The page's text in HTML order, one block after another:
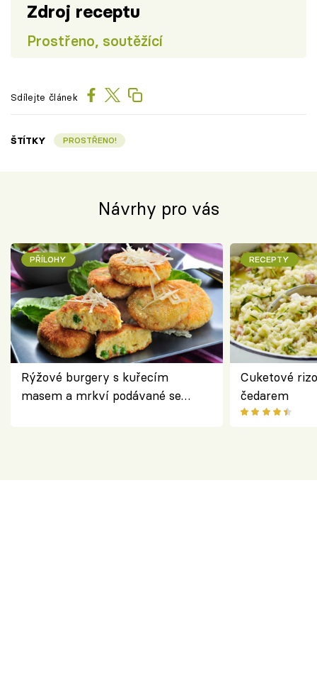
Zdroj receptu
Prostřeno, soutěžící
Sdílejte článek
ŠTÍTKY PROSTŘENO!
Návrhy pro vás
PŘÍLOHY
Rýžové burgery s kuřecím
masem a mrkví podávané se
RECEPTY
Cuketové
čedarem